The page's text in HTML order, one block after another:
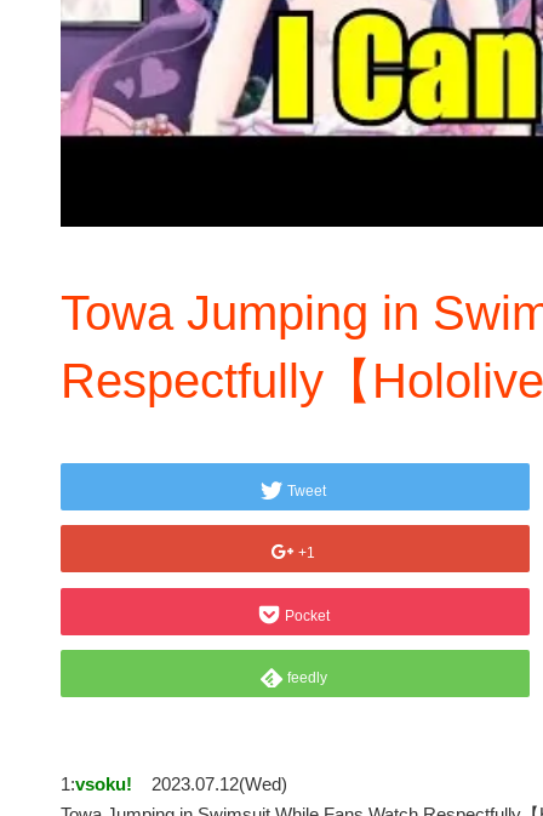
Towa Jumping in
Respectfully【
Tweet
+1
Pocket
feedly
1:vsoku!
2023.07.12(Wed)